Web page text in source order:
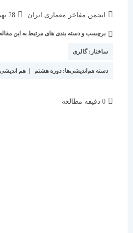
انجمن مفاخر معماری ایران
نوشته
شده
28 بهمن 1400
برچسب و دسته بندی های مرتبط به این مقاله:
ساختار:گالری
دسته هم‌اندیشی‌ها:دوره هشتم | هم اندیشی‌ها و